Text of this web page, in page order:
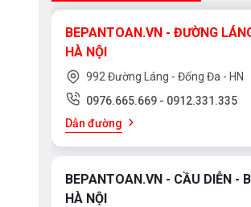
BEPANTOAN.VN - ĐƯỜNG
HÀ NỘI
992 Đường Láng - Đống Đa - HN
0976.665.669 - 0912.331.335
Dẫn đường
BEPANTOAN.VN - CẦU DIỄN -
HÀ NỘI